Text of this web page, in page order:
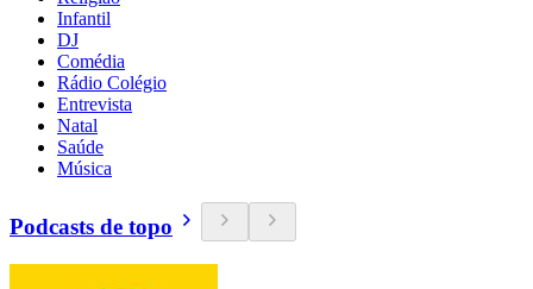
Infantil
DJ
Comédia
Rádio Colégio
Entrevista
Natal
Saúde
Música
Podcasts de topo